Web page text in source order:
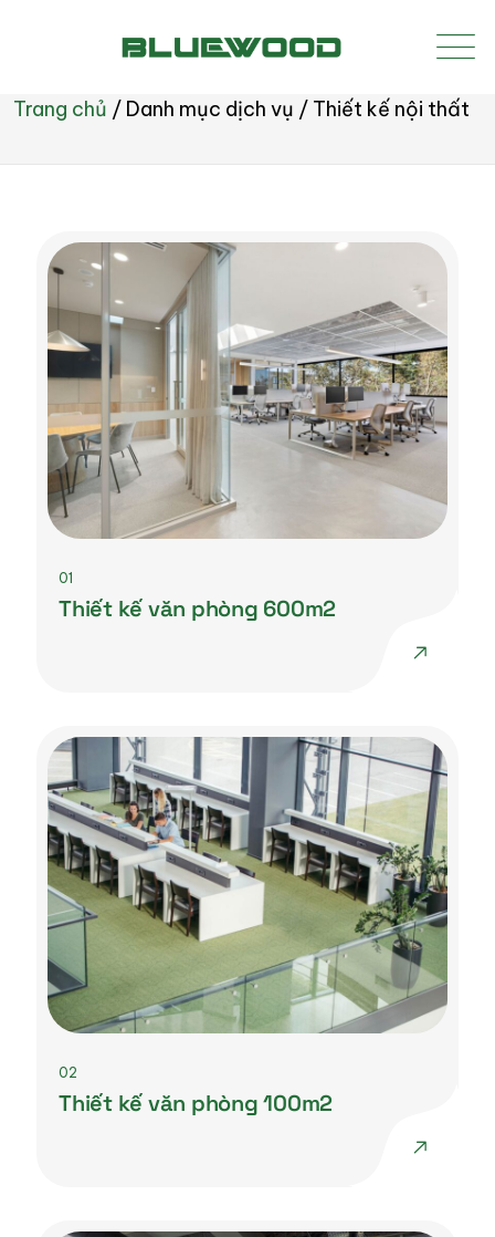
Trang chủ / Danh mục dịch vụ / Thiết kế nội thất
01
Thiết kế văn phòng 600m2
02
Thiết kế văn phòng 100m2